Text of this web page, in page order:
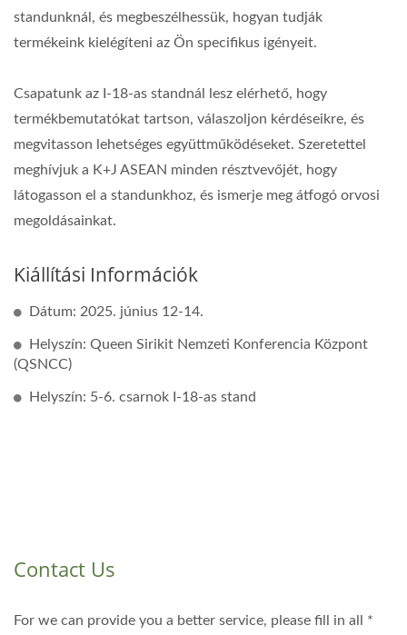
standunknál, és megbeszélhessük, hogyan tudják
termékeink kielégíteni az Ön specifikus igényeit.
Csapatunk az I-18-as standnál lesz elérhető, hogy
termékbemutatókat tartson, válaszoljon kérdéseikre, és
megvitasson lehetséges együttműködéseket. Szeretettel
meghívjuk a K+J ASEAN minden résztvevőjét, hogy
látogasson el a standunkhoz, és ismerje meg átfogó orvosi
megoldásainkat.
Kiállítási Információk
Dátum: 2025. június 12-14.
Helyszín: Queen Sirikit Nemzeti Konferencia Központ
(QSNCC)
Helyszín: 5-6. csarnok I-18-as stand